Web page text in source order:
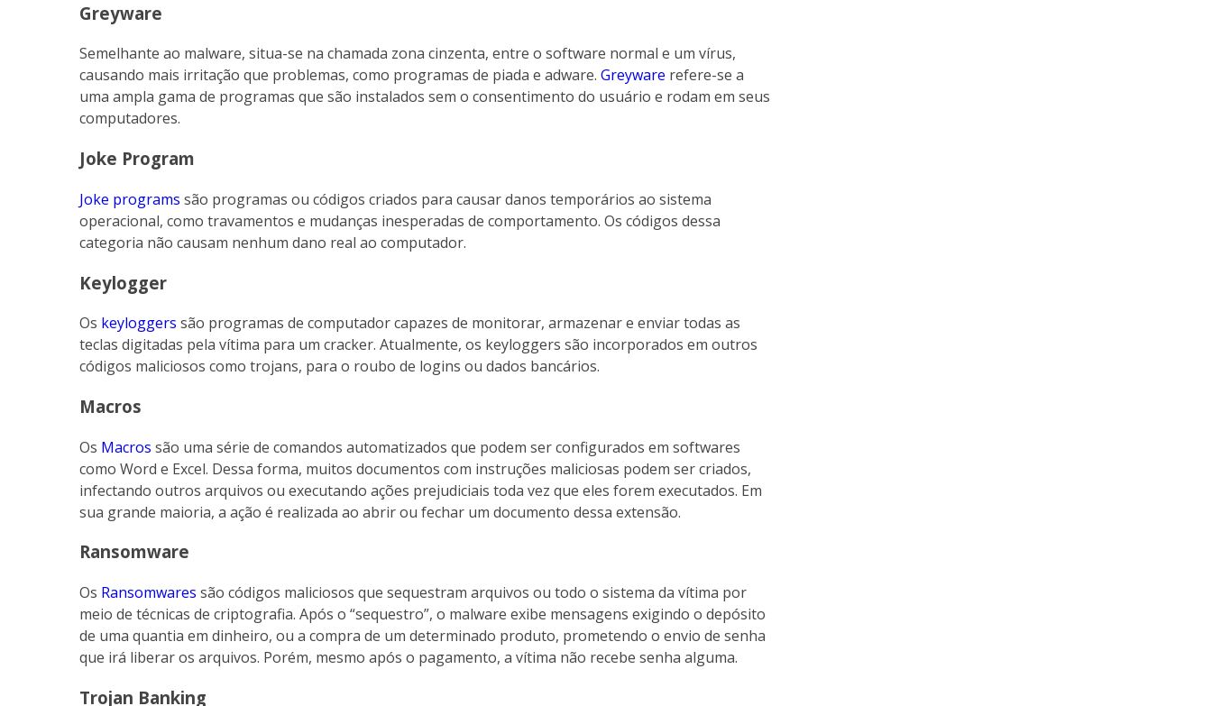
Greyware
Semelhante ao malware, situa-se na chamada zona cinzenta, entre o software normal e um vírus,
causando mais irritação que problemas, como programas de piada e adware. Greyware refere-se a
uma ampla gama de programas que são instalados sem o consentimento do usuário e rodam em seus
computadores.
Joke Program
Joke programs são programas ou códigos criados para causar danos temporários ao sistema
operacional, como travamentos e mudanças inesperadas de comportamento. Os códigos dessa
categoria não causam nenhum dano real ao computador.
Keylogger
Os keyloggers são programas de computador capazes de monitorar, armazenar e enviar todas as
teclas digitadas pela vítima para um cracker. Atualmente, os keyloggers são incorporados em outros
códigos maliciosos como trojans, para o roubo de logins ou dados bancários.
Macros
Os Macros são uma série de comandos automatizados que podem ser configurados em softwares
como Word e Excel. Dessa forma, muitos documentos com instruções maliciosas podem ser criados,
infectando outros arquivos ou executando ações prejudiciais toda vez que eles forem executados. Em
sua grande maioria, a ação é realizada ao abrir ou fechar um documento dessa extensão.
Ransomware
Os Ransomwares são códigos maliciosos que sequestram arquivos ou todo o sistema da vítima por
meio de técnicas de criptografia. Após o “sequestro”, o malware exibe mensagens exigindo o depósito
de uma quantia em dinheiro, ou a compra de um determinado produto, prometendo o envio de senha
que irá liberar os arquivos. Porém, mesmo após o pagamento, a vítima não recebe senha alguma.
Trojan Banking